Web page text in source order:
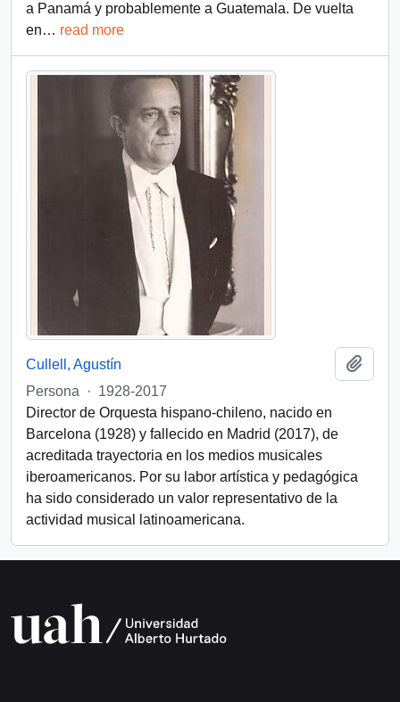
a Panamá y probablemente a Guatemala. De vuelta
en… read more
Cullell, Agustín
Persona
· 1928-2017
Director de Orquesta hispano-chileno, nacido en
Barcelona (1928) y fallecido en Madrid (2017), de
acreditada trayectoria en los medios musicales
iberoamericanos. Por su labor artística y pedagógica
ha sido considerado un valor representativo de la
actividad musical latinoamericana.